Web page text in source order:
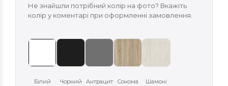
Не знайшли потрібний колір на фото? Вкажіть
колір у коментарі при оформленні замовлення.
Білий Чорний Антрацит Сонома Шамоні